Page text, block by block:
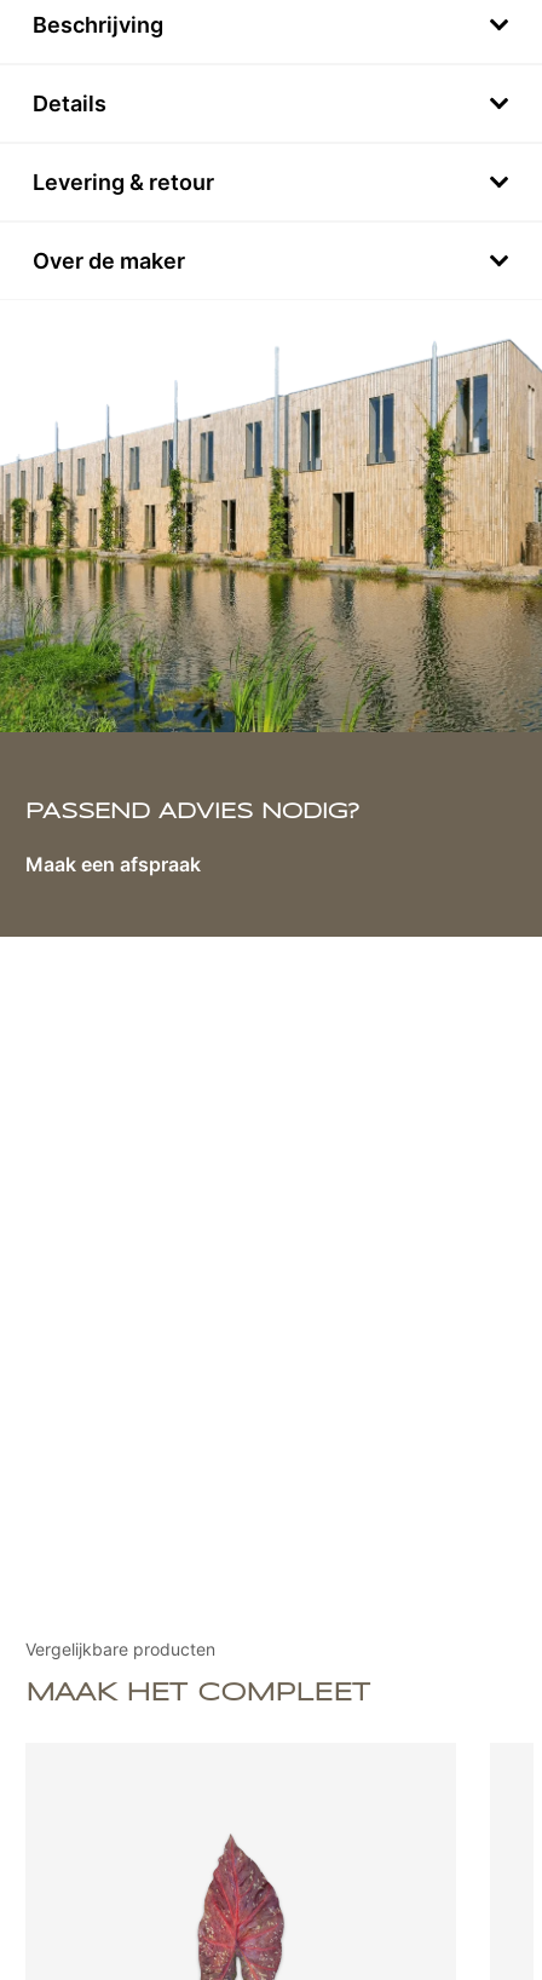
Beschrijving
Details
Levering & retour
Over de maker
PASSEND ADVIES NODIG?
Maak een afspraak
Vergelijkbare producten
MAAK HET COMPLEET